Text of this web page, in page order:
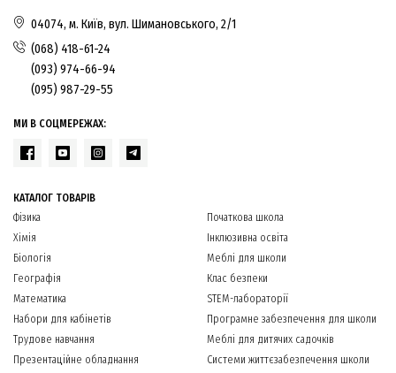
04074, м. Київ, вул. Шимановського, 2/1
(068) 418-61-24
(093) 974-66-94
(095) 987-29-55
МИ В СОЦМЕРЕЖАХ:
КАТАЛОГ ТОВАРІВ
Фізика
Хімія
Біологія
Географія
Математика
Набори для кабінетів
Трудове навчання
Презентаційне обладнання
Початкова школа
Інклюзивна освіта
Меблі для школи
Клас безпеки
STEM-лабораторії
Програмне забезпечення для школи
Меблі для дитячих садочків
Системи життєзабезпечення школи